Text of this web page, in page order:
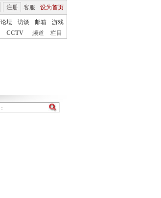
客服 设为首页
注册
论坛 访谈 邮箱
游戏
CCTV 频道 栏目